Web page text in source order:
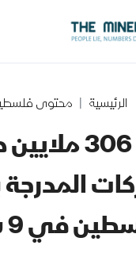
الرئيسية محتوى
306
في 9 شهور